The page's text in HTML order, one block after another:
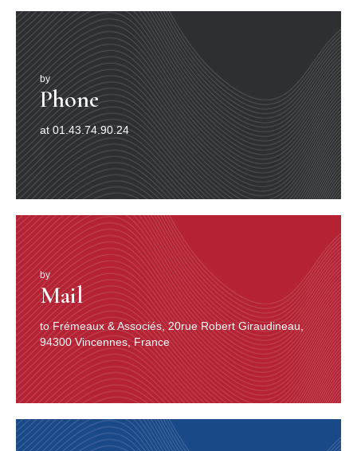
by
Phone
at 01.43.74.90.24
by
Mail
to Frémeaux & Associés, 20rue Robert Giraudineau,
94300 Vincennes, France